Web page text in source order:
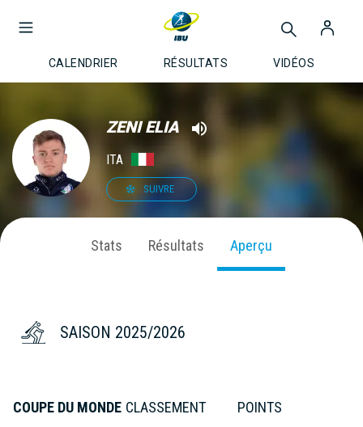
CALENDRIER RÉSULTATS VIDÉOS
ZENI ELIA
ITA
SUIVRE
Stats Résultats Aperçu
SAISON 2025/2026
COUPE DU MONDE CLASSEMENT
POINTS